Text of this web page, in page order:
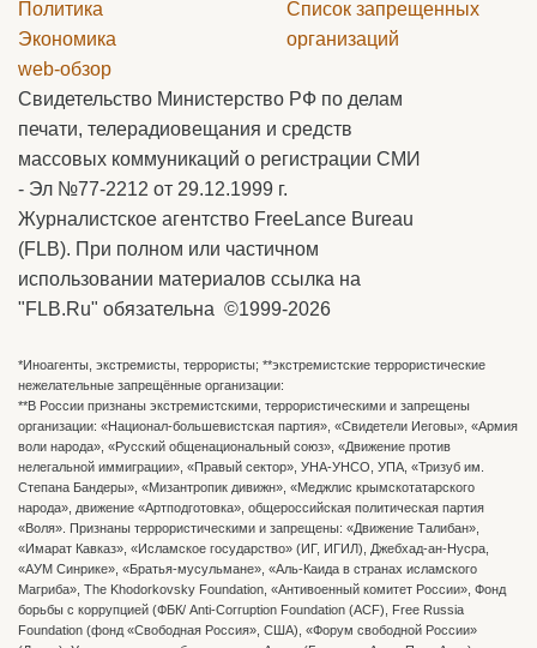
Политика
Экономика
web-обзор
Список запрещенных
организаций
Свидетельство Министерство РФ по делам
печати, телерадиовещания и средств
массовых коммуникаций о регистрации СМИ
- Эл №77-2212 от 29.12.1999 г.
Журналистское агентство FreeLance Bureau
(FLB). При полном или частичном
использовании материалов ссылка на
"FLB.Ru" обязательна ©1999-2026
*Иноагенты, экстремисты, террористы; **экстремистские террористические
нежелательные запрещённые организации:
**В России признаны экстремистскими, террористическими и запрещены
организации: «Национал-большевистская партия», «Свидетели Иеговы», «Армия
воли народа», «Русский общенациональный союз», «Движение против
нелегальной иммиграции», «Правый сектор», УНА-УНСО, УПА, «Тризуб им.
Степана Бандеры», «Мизантропик дивижн», «Меджлис крымскотатарского
народа», движение «Артподготовка», общероссийская политическая партия
«Воля». Признаны террористическими и запрещены: «Движение Талибан»,
«Имарат Кавказ», «Исламское государство» (ИГ, ИГИЛ), Джебхад-ан-Нусра,
«АУМ Синрике», «Братья-мусульмане», «Аль-Каида в странах исламского
Магриба», The Khodorkovsky Foundation, «Антивоенный комитет России», Фонд
борьбы с коррупцией (ФБК/ Anti-Corruption Foundation (ACF), Free Russia
Foundation (фонд «Свободная Россия», США), «Форум свободной России»